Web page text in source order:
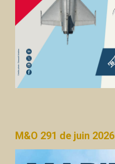
M&O 291 de juin 2026